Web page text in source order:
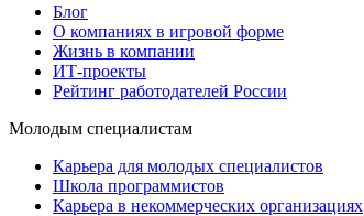
Блог
О компаниях в игровой форме
Жизнь в компании
ИТ-проекты
Рейтинг работодателей России
Молодым специалистам
Карьера для молодых специалистов
Школа программистов
Карьера в некоммерческих организациях